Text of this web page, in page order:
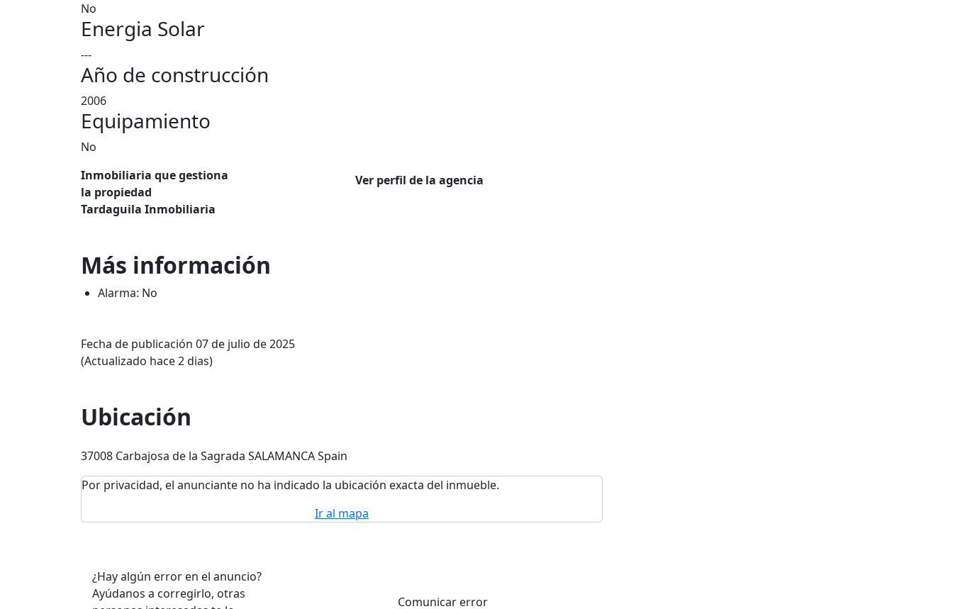
No
Energia Solar
---
Año de construcción
2006
Equipamiento
No
Inmobiliaria que gestiona
la propiedad
Tardaguila Inmobiliaria
Ver perfil de la agencia
Más información
Alarma: No
Fecha de publicación 07 de julio de 2025
(Actualizado hace 2 dias)
Ubicación
37008 Carbajosa de la Sagrada SALAMANCA Spain
Por privacidad, el anunciante no ha indicado la ubicación exacta del inmueble.
Ir al mapa
¿Hay algún error en el anuncio?
Ayúdanos a corregirlo, otras
Comunicar error